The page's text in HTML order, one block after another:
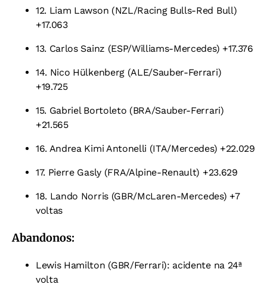
12. Liam Lawson (NZL/Racing Bulls-Red Bull)
+17.063
13. Carlos Sainz (ESP/Williams-Mercedes) +17.376
14. Nico Hülkenberg (ALE/Sauber-Ferrari)
+19.725
15. Gabriel Bortoleto (BRA/Sauber-Ferrari)
+21.565
16. Andrea Kimi Antonelli (ITA/Mercedes) +22.029
17. Pierre Gasly (FRA/Alpine-Renault) +23.629
18. Lando Norris (GBR/McLaren-Mercedes) +7
voltas
Abandonos:
Lewis Hamilton (GBR/Ferrari): acidente na 24ª
volta